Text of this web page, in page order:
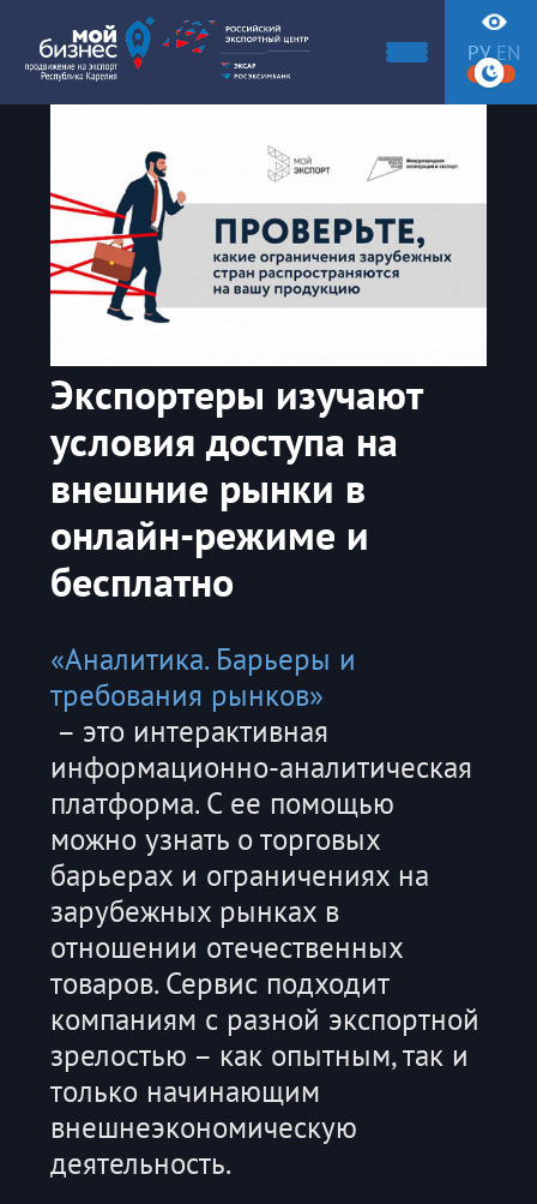
РУ EN
Экспортеры изучают
условия доступа на
внешние рынки в
онлайн-режиме и
бесплатно
«Аналитика. Барьеры и
требования рынков»
– это интерактивная
информационно-аналитическая
платформа. С ее помощью
можно узнать о торговых
барьерах и ограничениях на
зарубежных рынках в
отношении отечественных
товаров. Сервис подходит
компаниям с разной экспортной
зрелостью – как опытным, так и
только начинающим
внешнеэкономическую
деятельность.